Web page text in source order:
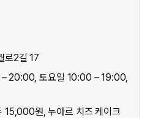
로2길 17​
– 20:00, 토요일 10:00 – 19:00,
15,000원, 누아르 치즈 케이크